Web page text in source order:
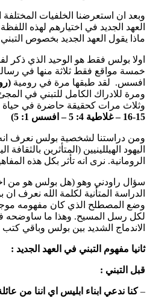
وبعد ان استعرضنا الخلفيات
العهد الجديد في اختيارهم لهذه
ماذا يقول العهد الجديد بخصوص
اولا بولس فقط هو الوحيد الذي ذكر
خمسة مواقع فقط ثلاثة منها في
افسس. لقد طبقها مرة في رومية
ومرة للادراك الكامل للتبني في
وثلاث مرات كحقيقة حاضرة في حياة
15-16 – غلاطية 4: 5 – افسس 1: 5)
ومن دراستنا لشخصية بولس نعرف
اليهود الهيللينيين (المتأثرين بالثقافة
الرومانية. نرى انه تأثر بكل هذه
سؤال راودني وهو (هل بولس هو من
الدراسة المتأنية لكلمة الله نعرف
وضع المصطلح الذي كان مفهومه
لكل رسل المسيح. وهذا ما ساوضحه
الاندماج الشديد بين بولس وباقي كتب
ثانيا مفهوم التبني في العهد الجديد :
قبل التبني :
–كنا ندعي ابناء ابليس اي اننا من